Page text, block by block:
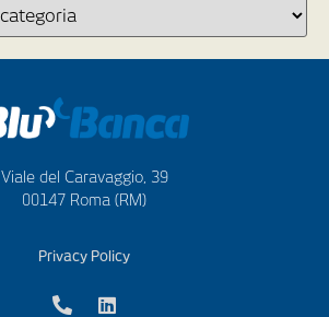
Viale del Caravaggio, 39
00147 Roma (RM)
Privacy Policy